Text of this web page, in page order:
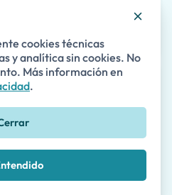
Roma a Capri y la
en el hotel
un día
cookies técnicas
y analítica sin cookies. No
Más información en
.